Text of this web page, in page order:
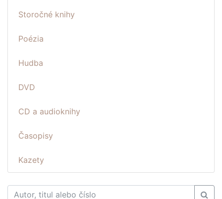
Storočné knihy
Poézia
Hudba
DVD
CD a audioknihy
Časopisy
Kazety